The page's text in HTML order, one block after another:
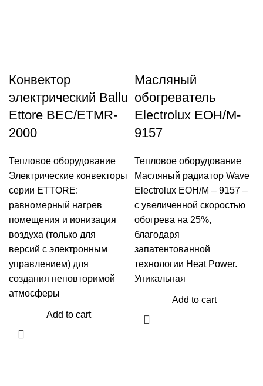
Конвектор
электрический Ballu
Ettore BEC/ETMR-
2000
Тепловое оборудование
Электрические конвекторы
серии ETTORE:
равномерный нагрев
помещения и ионизация
воздуха (только для
версий с электронным
управлением) для
создания неповторимой
атмосферы
Add to cart
Масляный
обогреватель
Electrolux EOH/M-
9157
Тепловое оборудование
Масляный радиатор Wave
Electrolux EOH/M – 9157 –
с увеличенной скоростью
обогрева на 25%,
благодаря
запатентованной
технологии Heat Power.
Уникальная
Add to cart